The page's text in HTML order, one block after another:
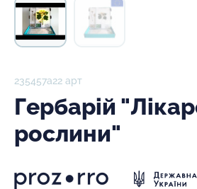
235457а22 арт
Гербарій
рослини"